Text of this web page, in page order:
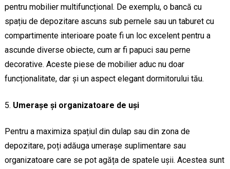
pentru mobilier multifuncțional. De exemplu, o bancă cu
spațiu de depozitare ascuns sub pernele sau un taburet cu
compartimente interioare poate fi un loc excelent pentru a
ascunde diverse obiecte, cum ar fi papuci sau perne
decorative. Aceste piese de mobilier aduc nu doar
funcționalitate, dar și un aspect elegant dormitorului tău.
Umerașe și organizatoare de uși
Pentru a maximiza spațiul din dulap sau din zona de
depozitare, poți adăuga umerașe suplimentare sau
organizatoare care se pot agăța de spatele ușii. Acestea sunt